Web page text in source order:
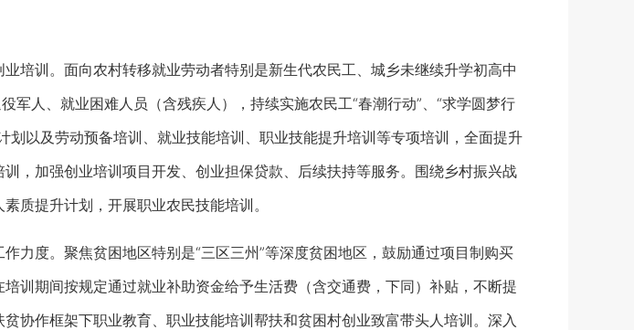
训。面向农村转移就业劳动者特别是新生代农民工、城乡未继续升学初高中
军人、就业困难人员（含残疾人），持续实施农民工“春潮行动”、“求学圆梦行
划以及劳动预备培训、就业技能培训、职业技能提升培训等专项培训，全面提升
，加强创业培训项目开发、创业担保贷款、后续扶持等服务。围绕乡村振兴战
质提升计划，开展职业农民技能培训。
度。聚焦贫困地区特别是“三区三州”等深度贫困地区，鼓励通过项目制购买
训期间按规定通过就业补助资金给予生活费（含交通费，下同）补贴，不断提
协作框架下职业教育、职业技能培训帮扶和贫困村创业致富带头人培训。深入